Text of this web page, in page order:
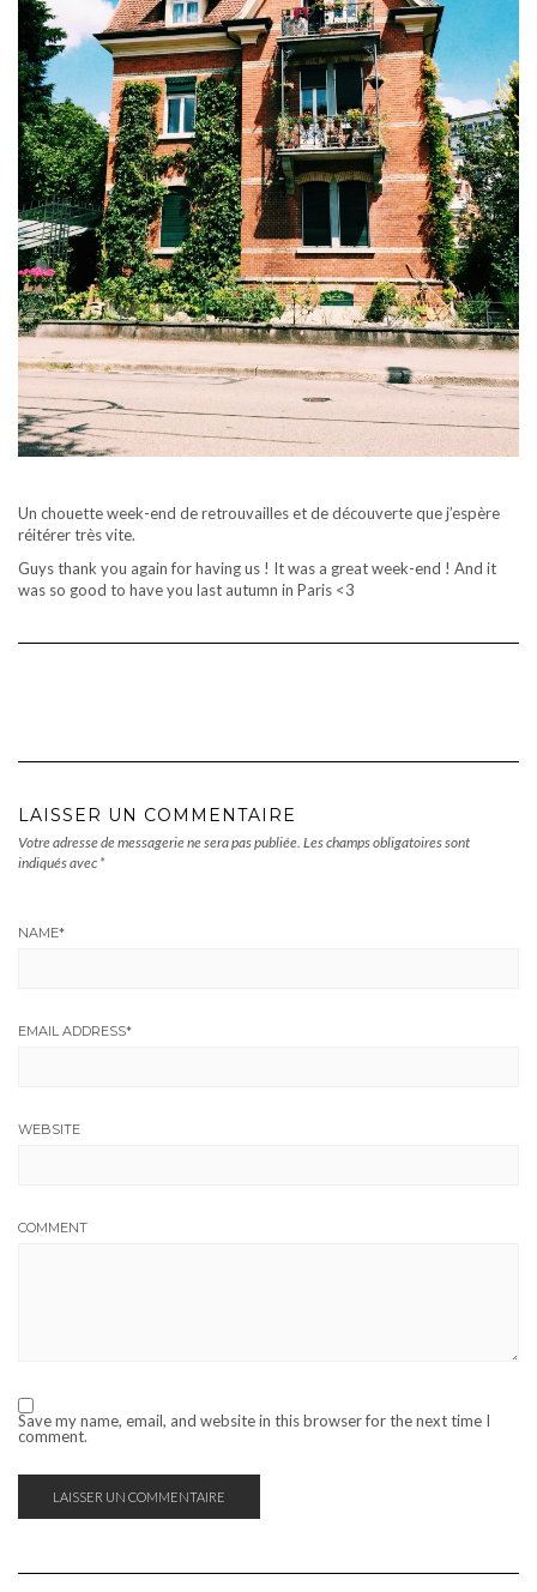
Un chouette week-end de retrouvailles et de découverte que j’espère
réitérer très vite.
Guys thank you again for having us ! It was a great week-end ! And it
was so good to have you last autumn in Paris <3
LAISSER UN COMMENTAIRE
Votre adresse de messagerie ne sera pas publiée. Les champs obligatoires sont
indiqués avec *
NAME*
EMAIL ADDRESS*
WEBSITE
COMMENT
Save my name, email, and website in this browser for the next time I
comment.